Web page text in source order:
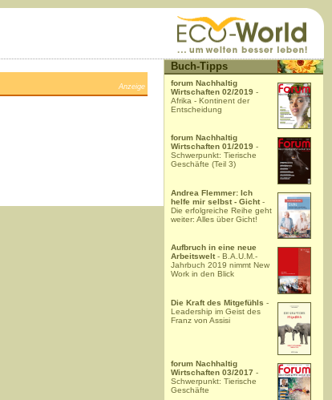
Anzeige
Buch-Tipps
forum Nachhaltig
Wirtschaften 02/2019 -
Afrika - Kontinent der
Entscheidung
forum Nachhaltig
Wirtschaften 01/2019 -
Schwerpunkt: Tierische
Geschäfte (Teil 3)
Andrea Flemmer: Ich
helfe mir selbst - Gicht -
Die erfolgreiche Reihe geht
weiter: Alles über Gicht!
Aufbruch in eine neue
Arbeitswelt - B.A.U.M.-
Jahrbuch 2019 nimmt New
Work in den Blick
Die Kraft des Mitgefühls -
Leadership im Geist des
Franz von Assisi
forum Nachhaltig
Wirtschaften 03/2017 -
Schwerpunkt: Tierische
Geschäfte